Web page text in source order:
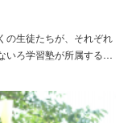
の生徒たちが、それぞれ
いろ学習塾が所属する…